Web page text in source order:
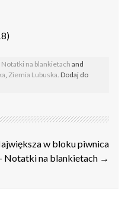
Notatki na blankietach and
Ziemia Lubuska . Dodaj do
w bloku piwnica
Notatki na blankietach →